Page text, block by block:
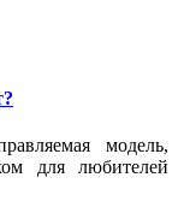
модель,
для любителей